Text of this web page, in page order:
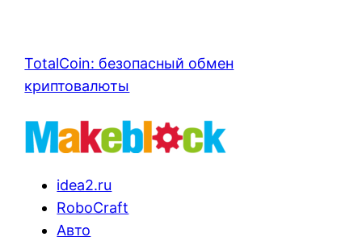
TotalCoin: безопасный обмен
криптовалюты
idea2.ru
RoboCraft
Авто